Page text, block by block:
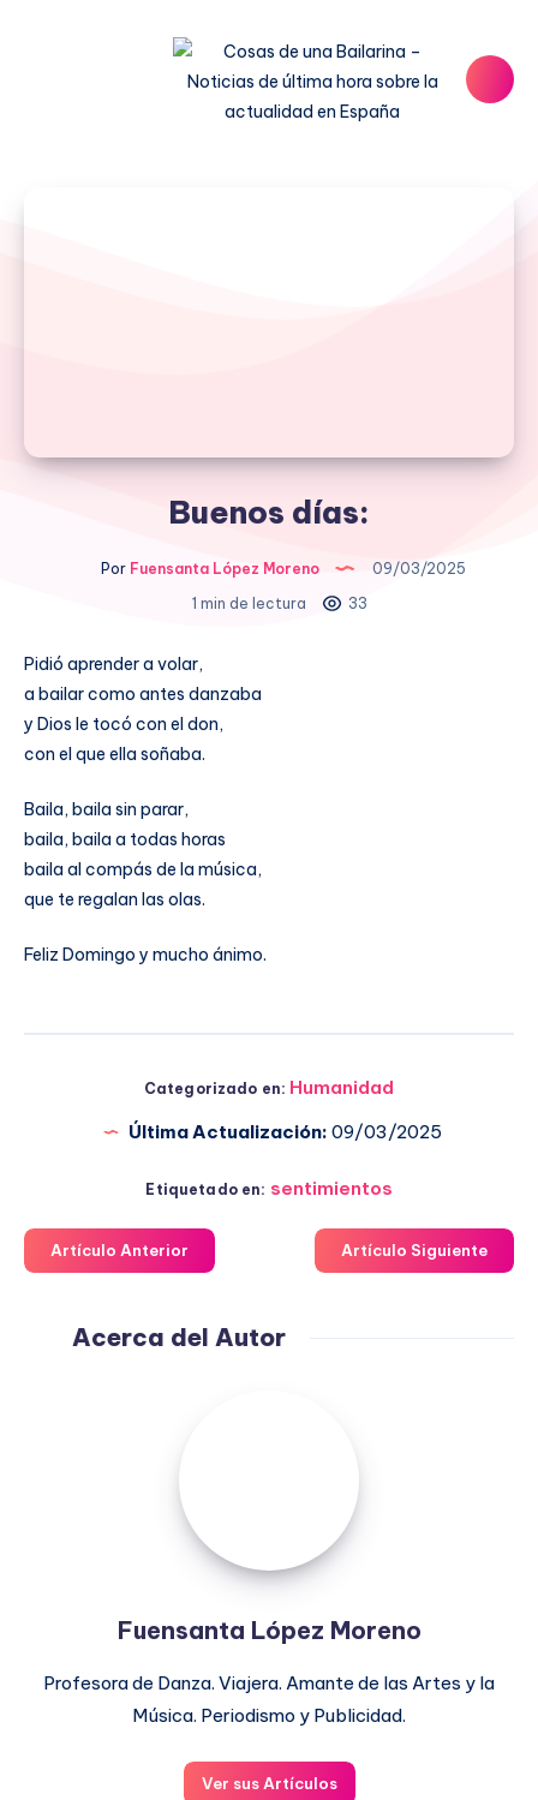
Buenos días:
PorFuensanta López Moreno
09/03/2025
1 min de lectura
33
Pidió aprender a volar,
a bailar como antes danzaba
y Dios le tocó con el don,
con el que ella soñaba.
Baila, baila sin parar,
baila, baila a todas horas
baila al compás de la música,
que te regalan las olas.
Feliz Domingo y mucho ánimo.
Categorizado en: Humanidad
Última Actualización: 09/03/2025
Etiquetado en: sentimientos
Artículo Anterior Artículo Siguiente
Acerca del Autor
Fuensanta López Moreno
Profesora de Danza. Viajera. Amante de las Artes y la
Música. Periodismo y Publicidad.
Ver sus Artículos